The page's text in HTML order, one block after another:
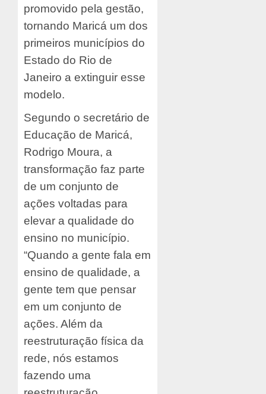
promovido pela gestão,
tornando Maricá um dos
primeiros municípios do
Estado do Rio de
Janeiro a extinguir esse
modelo.
Segundo o secretário de
Educação de Maricá,
Rodrigo Moura, a
transformação faz parte
de um conjunto de
ações voltadas para
elevar a qualidade do
ensino no município.
“Quando a gente fala em
ensino de qualidade, a
gente tem que pensar
em um conjunto de
ações. Além da
reestruturação física da
rede, nós estamos
fazendo uma